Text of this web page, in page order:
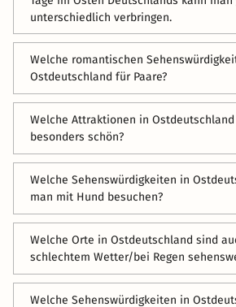
unterschiedlich verbringen.
Welche romantischen
Ostdeutschland für Paare?
Geheimtipps. Schlendern Sie durch
nehmen Sie an einer Lichterfahrt teil
das Nymphenbad im Dresdner Zwinger
wunderschöne Brunnenanlage). Ein
romantisches Reiseziel ist die Stadt
verträumten Altstadt. Oder wie wäre
Möglichkeiten für schöne Stunden zu
Welche Attraktionen in
besonders schön?
aber im Wald und am Wasser wohl.
daher gerade die Bergzüge, Wälder und
Hainich, der Harz oder das Elbtal. Hier
Bootsfahrten, interessante Tiere und
Herumrennen.
Welche Sehenswürdigkeiten in
man mit Hund besuchen?
es viele Rad- und Wanderwege, auf
auch Hunde wohlfühlen. Wichtig ist es
Hundedreck wegzuräumen - gerade in
Naturschutzgebieten. Im Zentrum der
Welche Orte in Ostdeutschland sind
schlechtem Wetter/bei Regen
Welche Sehenswürdigkeiten in